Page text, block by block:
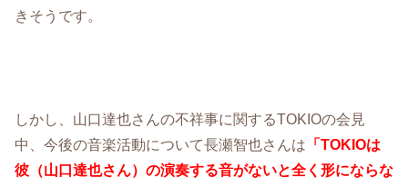
きそうです。
しかし、山口達也さんの不祥事に関するTOKIOの会見
中、今後の音楽活動について長瀬智也さんは 「TOKIOは
彼（山口達也さん）の演奏する音がないと全く形にならな